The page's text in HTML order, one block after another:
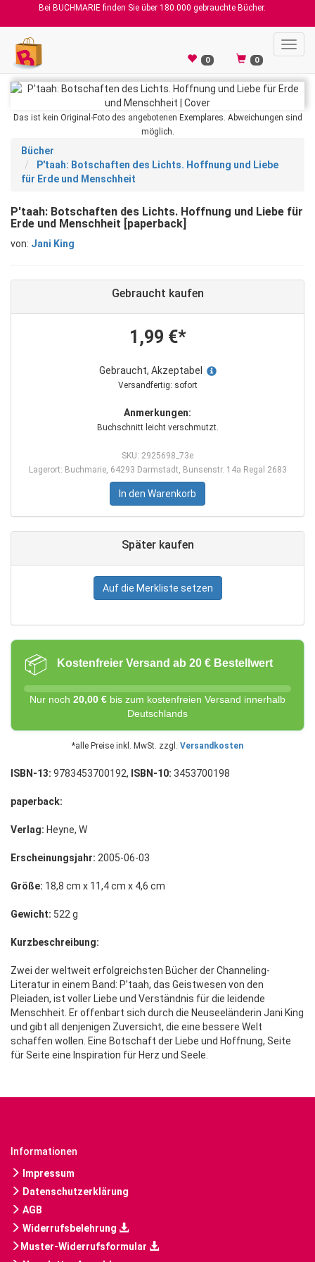
Bei BUCHMARIE finden Sie über 180.000 gebrauchte Bücher.
0 0
Das ist kein Original-Foto des angebotenen Exemplares. Abweichungen sind
möglich.
Bücher
P'taah: Botschaften des Lichts. Hoffnung und Liebe
für Erde und Menschheit
P'taah: Botschaften des Lichts. Hoffnung und Liebe für
Erde und Menschheit [paperback]
von: Jani King
Gebraucht kaufen
1,99 €*
Gebraucht, Akzeptabel
Versandfertig: sofort
Anmerkungen:
Buchschnitt leicht verschmutzt.
SKU: 2925698_73e
Lagerort: Buchmarie, 64293 Darmstadt, Bunsenstr. 14a Regal 2683
In den Warenkorb
Später kaufen
Auf die Merkliste setzen
📦 Kostenfreier Versand ab 20 € Bestellwert
Nur noch 20,00 € bis zum kostenfreien Versand innerhalb
Deutschlands
*alle Preise inkl. MwSt. zzgl. Versandkosten
ISBN-13: 9783453700192, ISBN-10: 3453700198
paperback:
Verlag: Heyne, W
Erscheinungsjahr: 2005-06-03
Größe: 18,8 cm x 11,4 cm x 4,6 cm
Gewicht: 522 g
Kurzbeschreibung:
Zwei der weltweit erfolgreichsten Bücher der Channeling-
Literatur in einem Band: P’taah, das Geistwesen von den
Pleiaden, ist voller Liebe und Verständnis für die leidende
Menschheit. Er offenbart sich durch die Neuseeländerin Jani King
und gibt all denjenigen Zuversicht, die eine bessere Welt
schaffen wollen. Eine Botschaft der Liebe und Hoffnung, Seite
für Seite eine Inspiration für Herz und Seele.
Informationen
Impressum
Datenschutzerklärung
AGB
Widerrufsbelehrung
Muster-Widerrufsformular